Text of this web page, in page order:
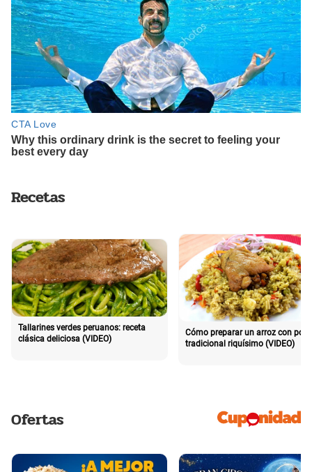
Recetas
Tallarines verdes peruanos: receta
clásica deliciosa (VIDEO)
Cómo preparar un arroz con pollo
tradicional riquísimo (VIDEO)
Ofertas